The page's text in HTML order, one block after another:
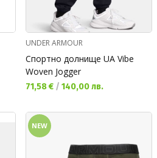
UNDER ARMOUR
Спортно долнище UA Vibe
Woven Jogger
Текуща цена:
71,58 € / 140,00 лв.
NEW